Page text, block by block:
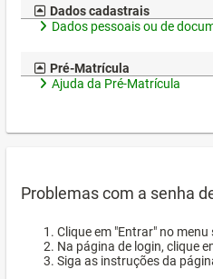
Dados cadastrais
Dados pessoais ou de
Pré-Matrícula
Ajuda da Pré-Matrícula
Problemas com a senha
Clique em "Entrar" no menu
Na página de login, clique
Siga as instruções da